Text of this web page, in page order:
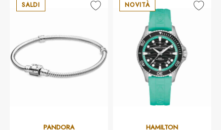
SALDI
PANDORA
NOVITÀ
HAMILTON